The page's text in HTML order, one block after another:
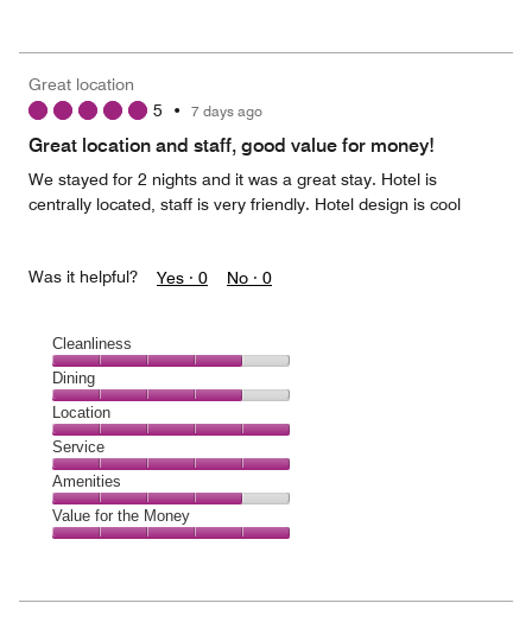
5
5
out
Great location
5 • 7 days ago
Great location and staff, good value for money!
We stayed for 2 nights and it was a great stay. Hotel is
centrally located, staff is very friendly. Hotel design is cool
Was it helpful? Yes · 0 No · 0
Cleanliness
Cleanliness,
4
out
of
5
Dining
Dining,
4
out
of
5
Location
Location,
5
out
of
5
Service
Service,
5
out
Amenities
Amenities,
4
5
Value for the Money